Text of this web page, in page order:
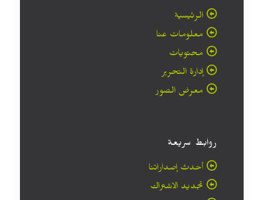
الرئيسية
معلومات عنا
محتويات
إدارة التحرير
معرض الصور
روابط سريعة
أحدث إصداراتنا
تجديد الاشتراك